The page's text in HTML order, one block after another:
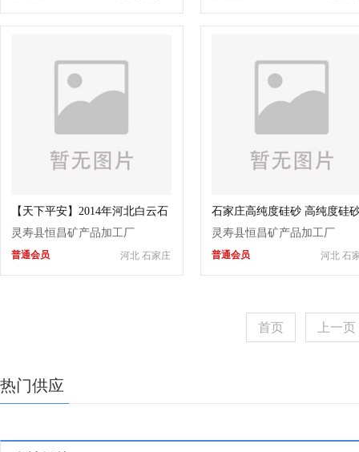
【天下平安】2014年河北白云石
粉
灵寿县恒昌矿产品加工厂
河北 石家庄
普通会员
石家庄高纯度硅砂 高纯度硅
灵寿县恒昌矿产品加工厂
河北 石
普通会员
首页 上一页
热门供应